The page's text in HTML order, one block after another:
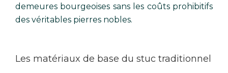
demeures bourgeoises sans les coûts prohibitifs
des véritables pierres nobles.
Les matériaux de base du stuc traditionnel